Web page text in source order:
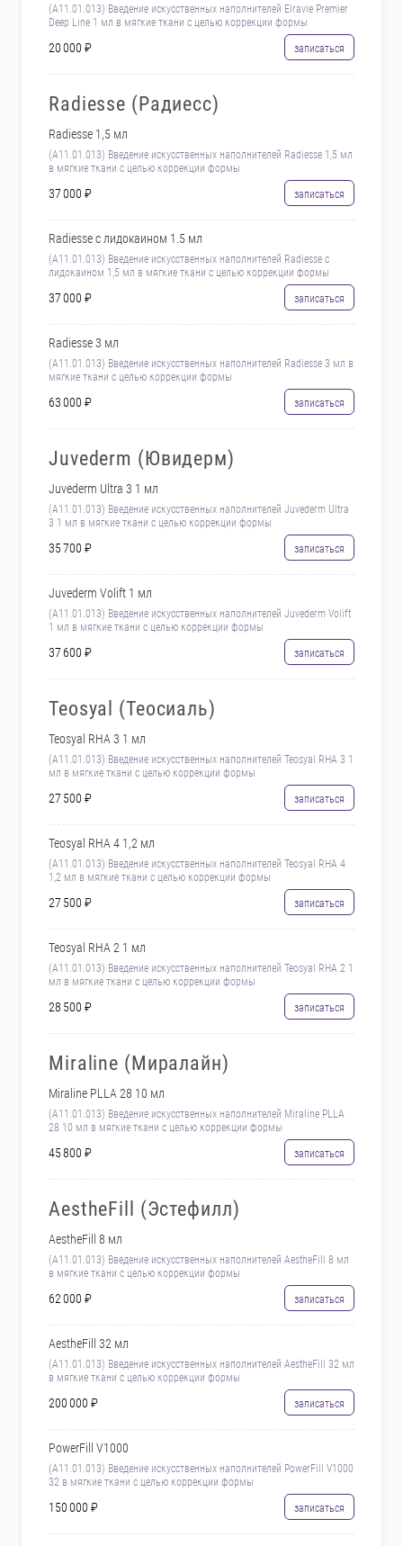
(А11.01.013) Введение искусственных наполнителей Elravie Premier
Deep Line 1 мл в мягкие ткани с целью коррекции формы
20 000 ₽ записаться
Radiesse (Радиесс)
Radiesse 1,5 мл
(А11.01.013) Введение искусственных наполнителей Radiesse 1,5 мл
в мягкие ткани с целью коррекции формы
37 000 ₽ записаться
Radiesse с лидокаином 1.5 мл
(А11.01.013) Введение искусственных наполнителей Radiesse с
лидокаином 1,5 мл в мягкие ткани с целью коррекции формы
37 000 ₽ записаться
Radiesse 3 мл
(А11.01.013) Введение искусственных наполнителей Radiesse 3 мл в
мягкие ткани с целью коррекции формы
63 000 ₽ записаться
Juvederm (Ювидерм)
Juvederm Ultra 3 1 мл
(А11.01.013) Введение искусственных наполнителей Juvederm Ultra
3 1 мл в мягкие ткани с целью коррекции формы
35 700 ₽ записаться
Juvederm Volift 1 мл
(А11.01.013) Введение искусственных наполнителей Juvederm Volift
1 мл в мягкие ткани с целью коррекции формы
37 600 ₽ записаться
Teosyal (Теосиаль)
Teosyal RHA 3 1 мл
(А11.01.013) Введение искусственных наполнителей Teosyal RHA 3 1
мл в мягкие ткани с целью коррекции формы
27 500 ₽ записаться
Teosyal RHA 4 1,2 мл
(А11.01.013) Введение искусственных наполнителей Teosyal RHA 4
1,2 мл в мягкие ткани с целью коррекции формы
27 500 ₽ записаться
Teosyal RHA 2 1 мл
(А11.01.013) Введение искусственных наполнителей Teosyal RHA 2 1
мл в мягкие ткани с целью коррекции формы
28 500 ₽ записаться
Miraline (Миралайн)
Miraline PLLA 28 10 мл
(А11.01.013) Введение искусственных наполнителей Miraline PLLA
28 10 мл в мягкие ткани с целью коррекции формы
45 800 ₽ записаться
AestheFill (Эстефилл)
AestheFill 8 мл
(А11.01.013) Введение искусственных наполнителей AestheFill 8 мл
в мягкие ткани с целью коррекции формы
62 000 ₽ записаться
AestheFill 32 мл
(А11.01.013) Введение искусственных наполнителей AestheFill 32 мл
в мягкие ткани с целью коррекции формы
200 000 ₽ записаться
PowerFill V1000
(А11.01.013) Введение искусственных наполнителей PowerFill V1000
32 в мягкие ткани с целью коррекции формы
150 000 ₽ записаться